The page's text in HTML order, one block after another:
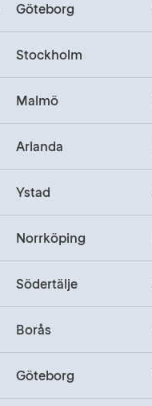
Göteborg
Stockholm
Malmö
Arlanda
Ystad
Norrköping
Södertälje
Borås
Göteborg